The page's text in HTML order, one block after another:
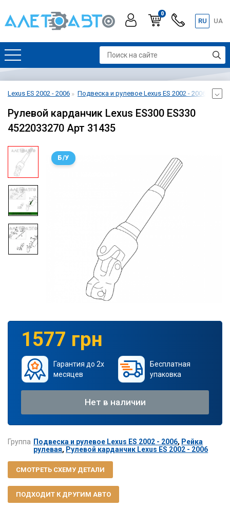
0
RU UA
Lexus ES 2002 - 2006 Подвеска и рулевое Lexus ES 2002 - 2006
Рулевой карданчик Lexus ES300 ES330
4522033270 Арт 31435
Б/У
1577 грн
Гарантия до 2х
месяцев
Бесплатная
упаковка
Нет в наличии
Группа Подвеска и рулевое Lexus ES 2002 - 2006, Рейка
рулевая, Рулевой карданчик Lexus ES 2002 - 2006
СМОТРЕТЬ СХЕМУ ДЕТАЛИ
ПОДХОДИТ К ДРУГИМ АВТО